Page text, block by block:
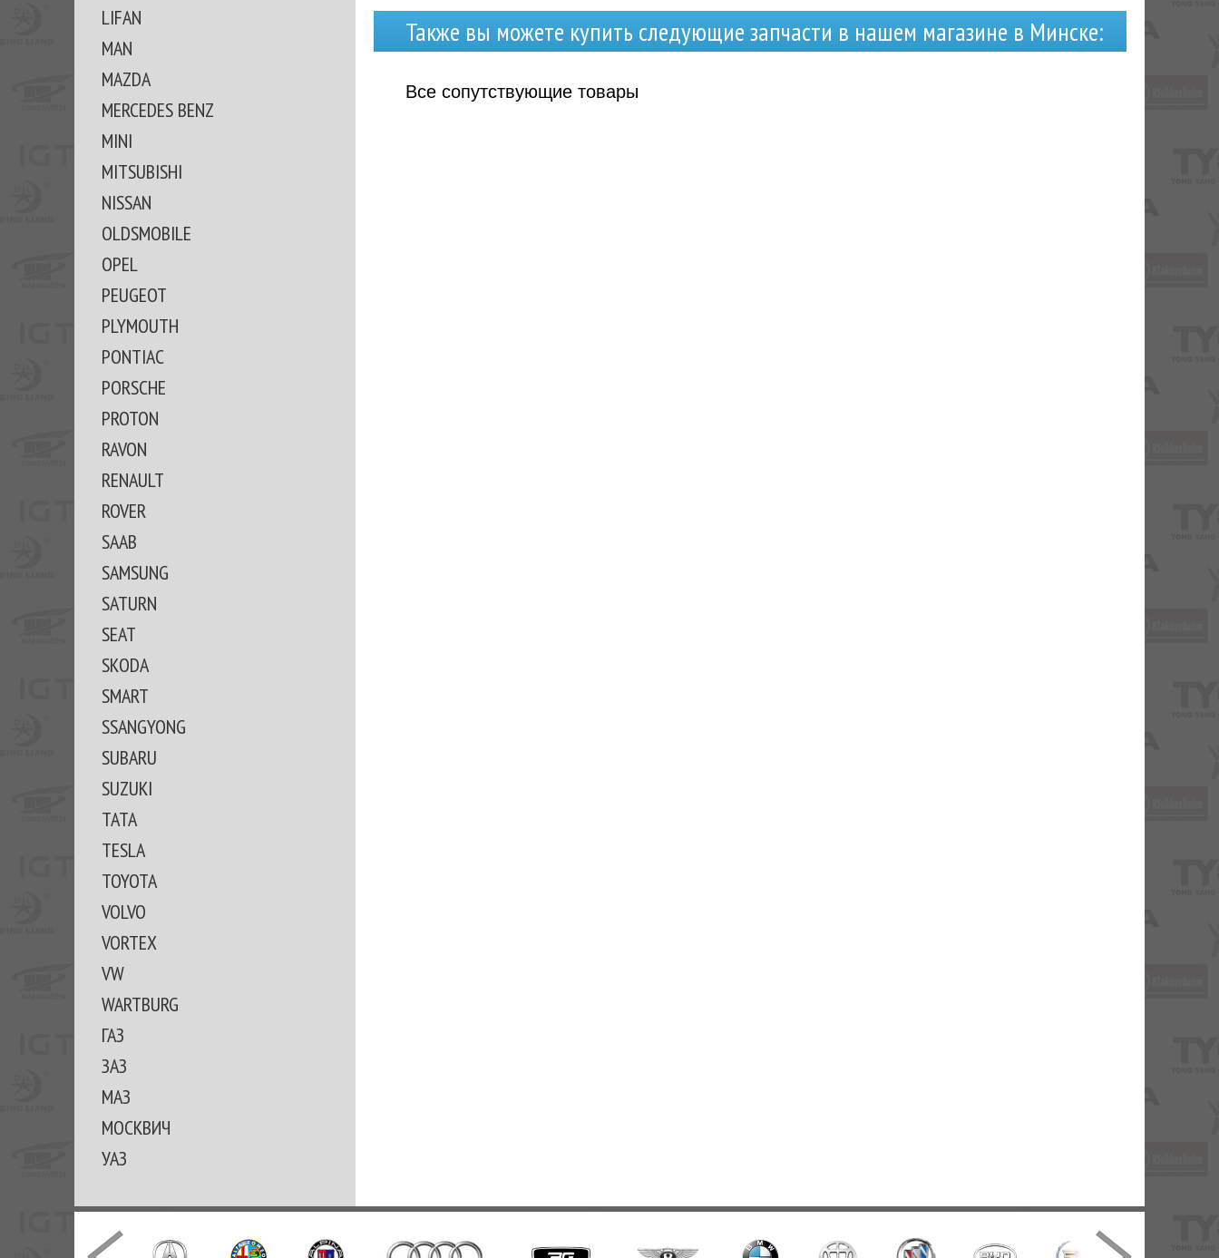
LIFAN
MAN
MAZDA
MERCEDES BENZ
MINI
MITSUBISHI
NISSAN
OLDSMOBILE
OPEL
PEUGEOT
PLYMOUTH
PONTIAC
PORSCHE
PROTON
RAVON
RENAULT
ROVER
SAAB
SAMSUNG
SATURN
SEAT
SKODA
SMART
SSANGYONG
SUBARU
SUZUKI
TATA
TESLA
TOYOTA
VOLVO
VORTEX
VW
WARTBURG
ГАЗ
ЗАЗ
МАЗ
МОСКВИЧ
УАЗ
Также вы можете купить следующие запчасти в нашем магазине в Минске:
Все сопутствующие товары